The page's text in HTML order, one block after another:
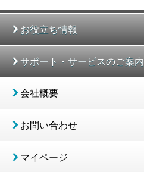
お役立ち情報
サポート・サービスのご案内
会社概要
お問い合わせ
マイページ